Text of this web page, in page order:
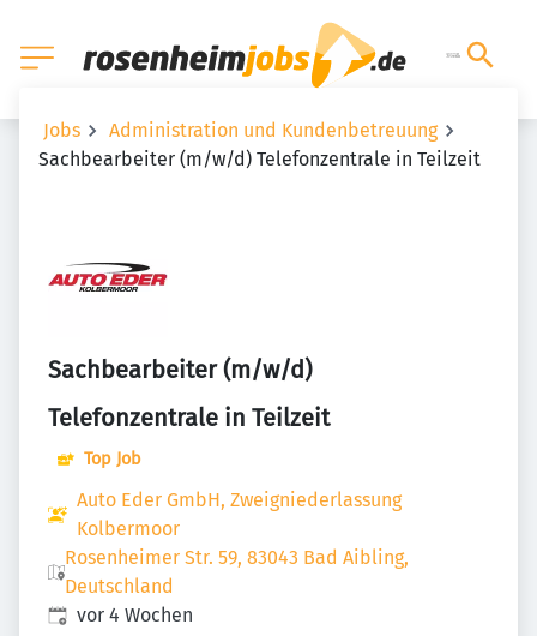
Jobs
Administration und Kundenbetreuung
Sachbearbeiter (m/w/d) Telefonzentrale in Teilzeit
Sachbearbeiter (m/w/d)
Telefonzentrale in Teilzeit
Top Job
Auto Eder GmbH, Zweigniederlassung
Kolbermoor
Rosenheimer Str. 59, 83043 Bad Aibling,
Deutschland
Veröffentlicht:
vor 4 Wochen